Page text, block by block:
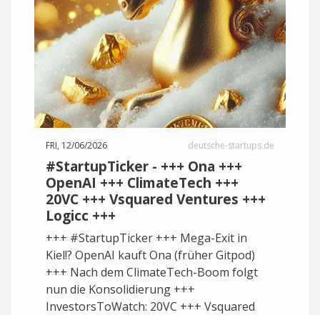
FRI, 12/06/2026 deutsche-startups.de
#StartupTicker - +++ Ona +++
OpenAI +++ ClimateTech +++
20VC +++ Vsquared Ventures +++
Logicc +++
+++ #StartupTicker +++ Mega-Exit in
Kiel!? OpenAI kauft Ona (früher Gitpod)
+++ Nach dem ClimateTech-Boom folgt
nun die Konsolidierung +++
InvestorsToWatch: 20VC +++ Vsquared